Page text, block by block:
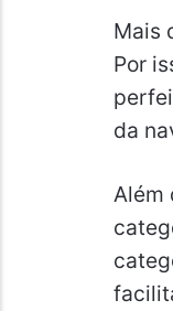
Mais
Por
da
Além